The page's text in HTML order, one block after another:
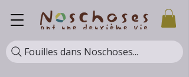
Fouilles dans Noschoses...